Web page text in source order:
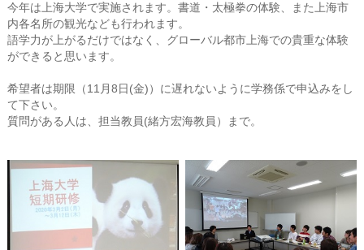
今年は上海大学で実施されます。書道・太極拳の体験、また上海市
内各名所の観光なども行われます。
語学力が上がるだけではなく、グローバル都市上海での貴重な体験
ができると思います。
希望者は期限（11月8日(金)）に遅れないように学務係で申込みをし
て下さい。
質問がある人は、担当教員(緒方宏海教員）まで。